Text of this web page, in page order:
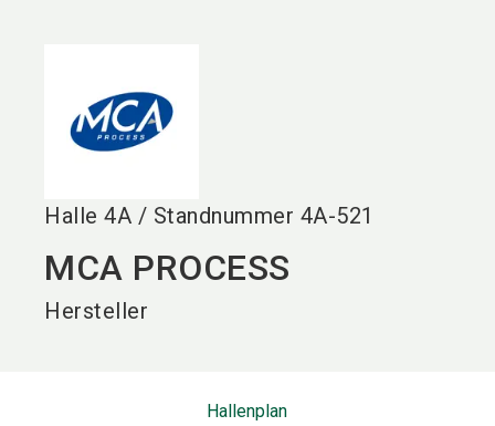
Halle 4A / Standnummer 4A-521
MCA PROCESS
Hersteller
Hallenplan